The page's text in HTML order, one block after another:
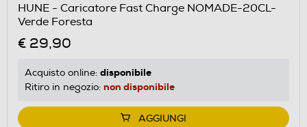
HUNE - Caricatore Fast Charge NOMADE-20CL-
Verde Foresta
€ 29,90
Acquisto online: disponibile
Ritiro in negozio: non disponibile
AGGIUNGI